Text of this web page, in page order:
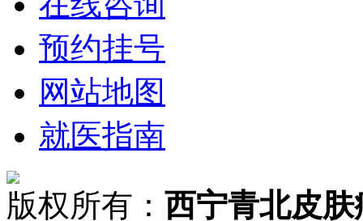
预约挂号
网站地图
就医指南
版权所有： 西宁青北皮肤